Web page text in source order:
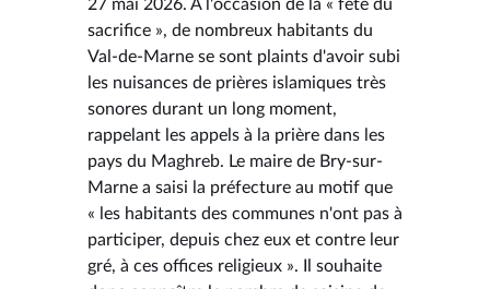
27 mai 2026. À l'occasion de la « fête du
sacrifice », de nombreux habitants du
Val-de-Marne se sont plaints d'avoir subi
les nuisances de prières islamiques très
sonores durant un long moment,
rappelant les appels à la prière dans les
pays du Maghreb. Le maire de Bry-sur-
Marne a saisi la préfecture au motif que
« les habitants des communes n'ont pas à
participer, depuis chez eux et contre leur
gré, à ces offices religieux ». Il souhaite